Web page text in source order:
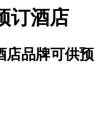
订酒店
店品牌可供预